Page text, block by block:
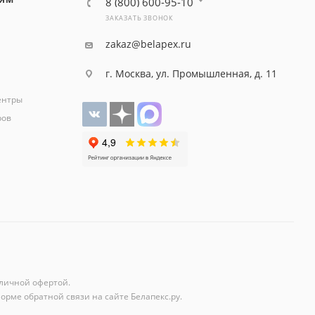
ЗАКАЗАТЬ ЗВОНОК
zakaz@belapex.ru
г. Москва, ул. Промышленная, д. 11
офертой.
обратной связи на сайте Белапекс.ру.